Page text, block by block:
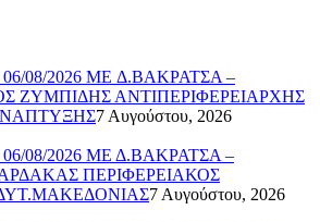
08/2026 ME Δ.ΒΑΚΡΑΤΣΑ –
ΖΥΜΠΙΔΗΣ ΑΝΤΙΠΕΡΙΦΕΡΕΙΑΡΧΗΣ
7 Αυγούστου, 2026
06/08/2026 ΜΕ Δ.ΒΑΚΡΑΤΣΑ –
ΠΕΡΙΦΕΡΕΙΑΚΟΣ
7 Αυγούστου, 2026